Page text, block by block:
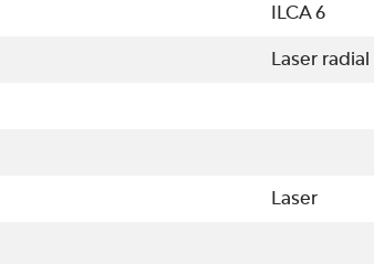
ILCA 6
Laser radial
Laser